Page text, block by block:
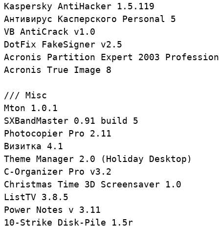
Kaspersky AntiHacker 1.5.119
Антивирус Касперского Personal 5
VB AntiCrack v1.0
DotFix FakeSigner v2.5
Acronis Partition Expert 2003
Acronis True Image 8
/// Misc
Mton 1.0.1
SXBandMaster 0.91 build 5
Photocopier Pro 2.11
Визитка 4.1
Theme Manager 2.0 (Holiday Desktop)
C-Organizer Pro v3.2
Christmas Time 3D Screensaver 1.0
ListTV 3.8.5
Power Notes v 3.11
10-Strike Disk-Pile 1.5r